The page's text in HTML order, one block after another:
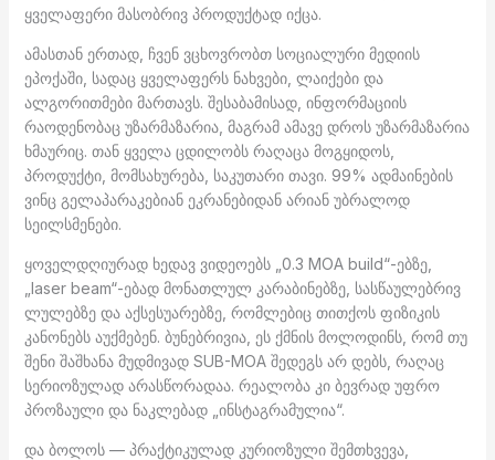
ყველაფერი მასობრივ პროდუქტად იქცა.
ამასთან ერთად, ჩვენ ვცხოვრობთ სოციალური მედიის
ეპოქაში, სადაც ყველაფერს ნახვები, ლაიქები და
ალგორითმები მართავს. შესაბამისად, ინფორმაციის
რაოდენობაც უზარმაზარია, მაგრამ ამავე დროს უზარმაზარია
ხმაურიც. თან ყველა ცდილობს რაღაცა მოგყიდოს,
პროდუქტი, მომსახურება, საკუთარი თავი. 99% ადმაინების
ვინც გელაპარაკებიან ეკრანებიდან არიან უბრალოდ
სეილსმენები.
ყოველდღიურად ხედავ ვიდეოებს „0.3 MOA build“-ებზე,
„laser beam“-ებად მონათლულ კარაბინებზე, სასწაულებრივ
ლულებზე და აქსესუარებზე, რომლებიც თითქოს ფიზიკის
კანონებს აუქმებენ. ბუნებრივია, ეს ქმნის მოლოდინს, რომ თუ
შენი შაშხანა მუდმივად SUB-MOA შედეგს არ დებს, რაღაც
სერიოზულად არასწორადაა. რეალობა კი ბევრად უფრო
პროზაული და ნაკლებად „ინსტაგრამულია“.
და ბოლოს — პრაქტიკულად კურიოზული შემთხვევა,